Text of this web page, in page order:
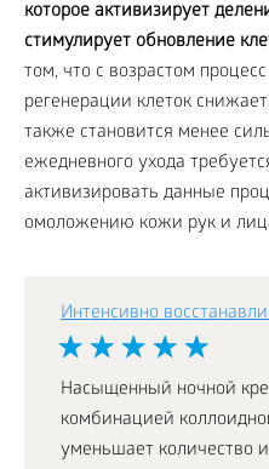
которое активизирует
стимулирует обновление
том, что с возрастом
регенерации клеток
также становится менее
ежедневного ухода
активизировать данные
омоложению кожи рук и
Интенсивно
Насыщенный ночной
комбинацией
уменьшает количество